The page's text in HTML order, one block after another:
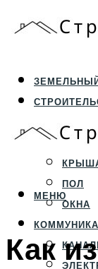
ПОЛ
ОКНА
МЕНЮ
Как